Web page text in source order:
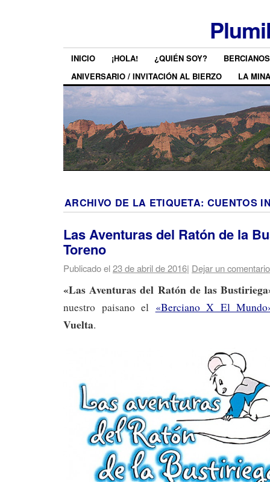
INICIO ¡HOLA! ¿QUIÉN SOY?
ANIVERSARIO / INVITACIÓN AL BIERZO
LA MINA
ARCHIVO DE LA ETIQUETA: CUENTOS
Las Aventuras del Ratón de la
Toreno
Publicado el23 de abril de 2016| Dejar un comentario
«Las Aventuras del Ratón de las
nuestro paisano el «Berciano X El
Vuelta.